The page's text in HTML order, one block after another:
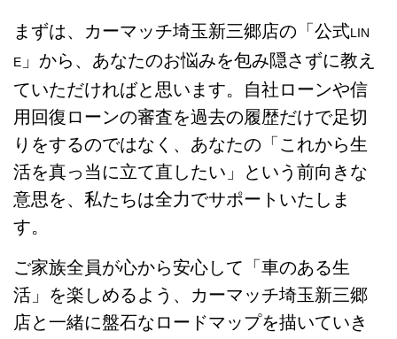
まずは、カーマッチ埼玉新三郷店の「公式LIN
E 」から、あなたのお悩みを包み隠さずに教え
ていただければと思います。自社ローンや信
用回復ローンの審査を過去の履歴だけで足切
りをするのではなく、あなたの「これから生
活を真っ当に立て直したい」という前向きな
意思を、私たちは全力でサポートいたしま
す。
ご家族全員が心から安心して「車のある生
活」を楽しめるよう、カーマッチ埼玉新三郷
店と一緒に盤石なロードマップを描いていき